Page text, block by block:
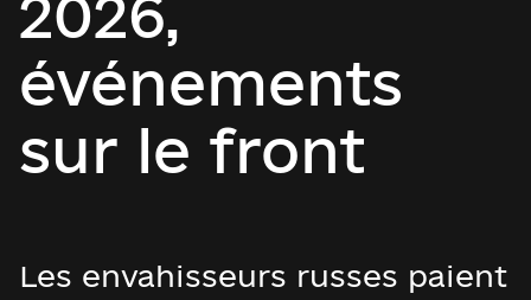
2026,
événements
sur le front
Les envahisseurs russes paient